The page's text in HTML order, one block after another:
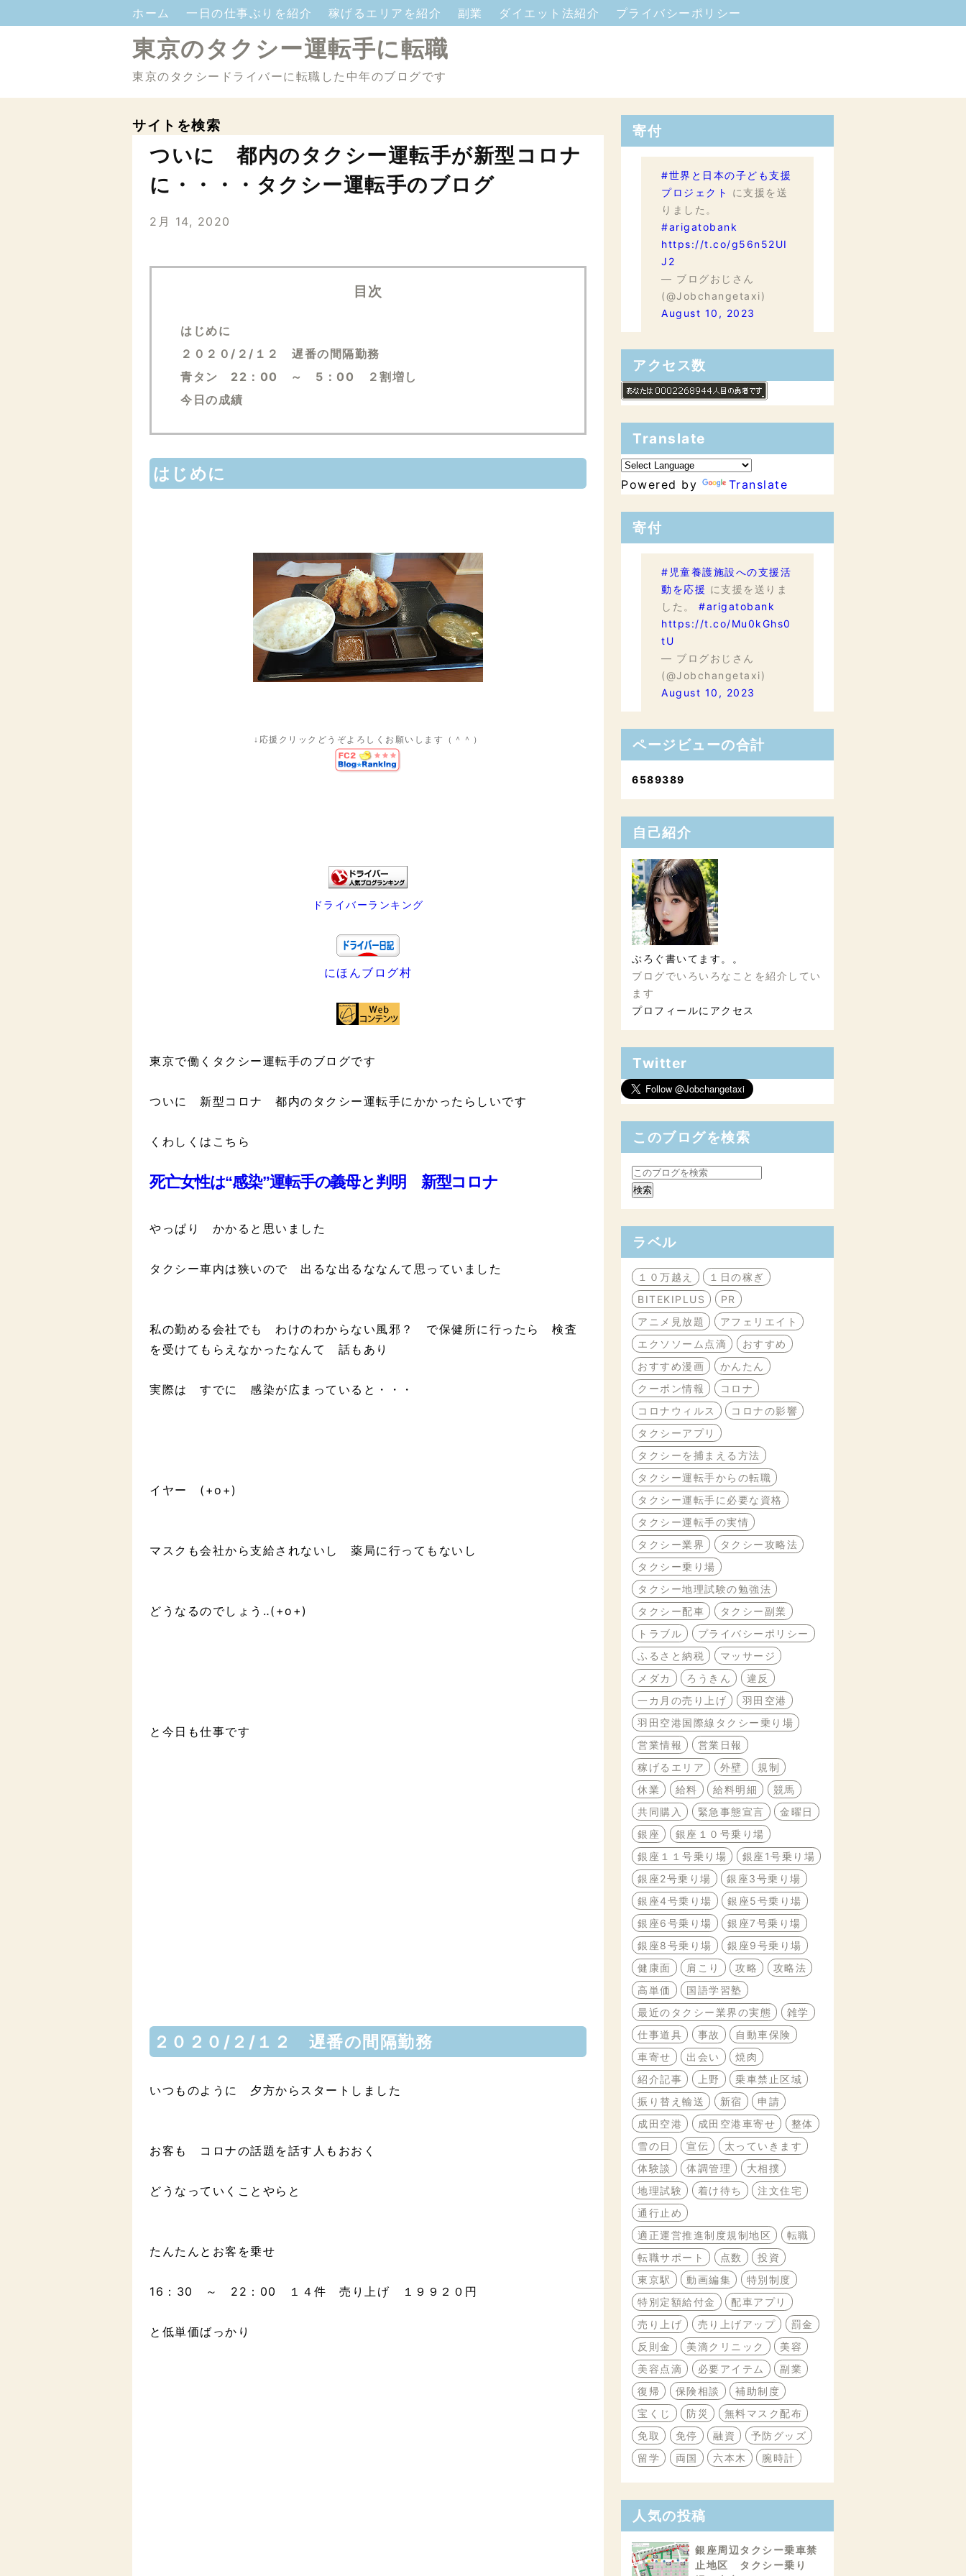
ホーム 一日の仕事ぶりを紹介 稼げるエリアを紹介 副業 ダイエット法紹介 プライバシーポリシー
東京のタクシー運転手に転職
東京のタクシードライバーに転職した中年のブログです
サイトを検索
ついに 都内のタクシー運転手が新型コロナ
に・・・・タクシー運転手のブログ
2月 14, 2020
目次
はじめに
２０２０/２/１２ 遅番の間隔勤務
青タン 22：00 ～ 5：00 ２割増し
今日の成績
はじめに
↓応援クリックどうぞよろしくお願いします（＾＾）
ドライバーランキング
にほんブログ村
東京で働くタクシー運転手のブログです
ついに 新型コロナ 都内のタクシー運転手にかかったらしいです
くわしくはこちら
死亡女性は“感染”運転手の義母と判明 新型コロナ
やっぱり かかると思いました
タクシー車内は狭いので 出るな出るななんて思っていました
私の勤める会社でも わけのわからない風邪？ で保健所に行ったら 検査
を受けてもらえなかったなんて 話もあり
実際は すでに 感染が広まっていると・・・
イヤー (+o+)
マスクも会社から支給されないし 薬局に行ってもないし
どうなるのでしょう‥(+o+)
と今日も仕事です
２０２０/２/１２ 遅番の間隔勤務
いつものように 夕方からスタートしました
お客も コロナの話題を話す人もおおく
どうなっていくことやらと
たんたんとお客を乗せ
16：30 ～ 22：00 １４件 売り上げ １９９２０円
と低単価ばっかり
寄付
#世界と日本の子ども支援
プロジェクト
に支援を送
りました。
#arigatobank
https://t.co/g56n52UI
J2
— ブログおじさん
(@Jobchangetaxi)
August 10, 2023
アクセス数
Translate
Powered by Translate
寄付
#児童養護施設への支援活
動を応援 に支援を送りま
した。 #arigatobank
https://t.co/Mu0kGhs0
tU
— ブログおじさん
(@Jobchangetaxi)
August 10, 2023
ページビューの合計
6589389
自己紹介
ぶろぐ書いてます。。
ブログでいろいろなことを紹介してい
ます
プロフィールにアクセス
Twitter
このブログを検索
ラベル
１０万越え
１日の稼ぎ
BITEKIPLUS
PR
アニメ見放題
アフェリエイト
エクソソーム点滴
おすすめ
おすすめ漫画
かんたん
クーポン情報
コロナ
コロナウィルス
コロナの影響
タクシーアプリ
タクシーを捕まえる方法
タクシー運転手からの転職
タクシー運転手に必要な資格
タクシー運転手の実情
タクシー業界
タクシー攻略法
タクシー乗り場
タクシー地理試験の勉強法
タクシー配車
タクシー副業
トラブル
プライバシーポリシー
ふるさと納税
マッサージ
メダカ
ろうきん
違反
一カ月の売り上げ
羽田空港
羽田空港国際線タクシー乗り場
営業情報
営業日報
稼げるエリア
外壁
規制
休業
給料 給料明細
競馬
共同購入
緊急事態宣言
金曜日
銀座
銀座１０号乗り場
銀座１１号乗り場
銀座1号乗り場
銀座2号乗り場
銀座3号乗り場
銀座4号乗り場
銀座5号乗り場
銀座6号乗り場
銀座7号乗り場
銀座8号乗り場
銀座9号乗り場
健康面
肩こり 攻略
攻略法
高単価
国語学習塾
最近のタクシー業界の実態
雑学
仕事道具
事故
自動車保険
車寄せ
出会い
焼肉
紹介記事
上野
乗車禁止区域
振り替え輸送
新宿
申請
成田空港
成田空港車寄せ
整体
雪の日
宣伝
太っていきます
体験談
体調管理
大相撲
地理試験
着け待ち
注文住宅
通行止め
適正運営推進制度規制地区
転職
転職サポート
点数
投資
東京駅
動画編集
特別制度
特別定額給付金
配車アプリ
売り上げ
売り上げアップ
罰金
反則金
美滴クリニック
美容
美容点滴
必要アイテム
副業
復帰
保険相談
補助制度
宝くじ
防災
無料マスク配布
免取
免停 融資
予防グッズ
留学
両国 六本木 腕時計
人気の投稿
銀座周辺タクシー乗車禁
止地区 タクシー乗り